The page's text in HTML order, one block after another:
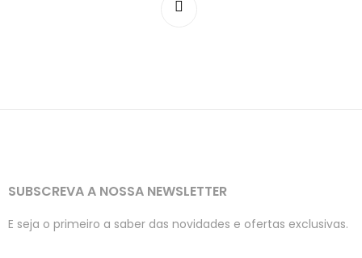
SUBSCREVA A NOSSA NEWSLETTER
E seja o primeiro a saber das novidades e ofertas exclusivas.